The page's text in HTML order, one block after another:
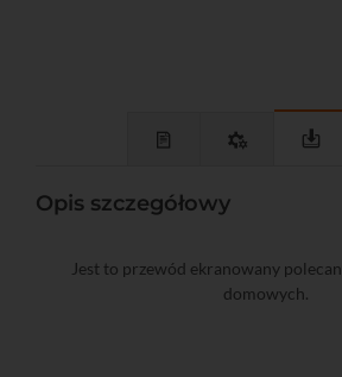
Opis szczegółowy
Jest to przewód ekranowany
domowych.